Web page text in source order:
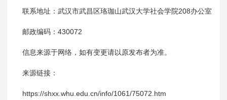
联系地址：武汉市武昌区珞珈山武汉大学社会学院208办公室
邮政编码：430072
信息来源于网络，如有变更请以原发布者为准。
来源链接：
https://shxx.whu.edu.cn/info/1061/75072.htm